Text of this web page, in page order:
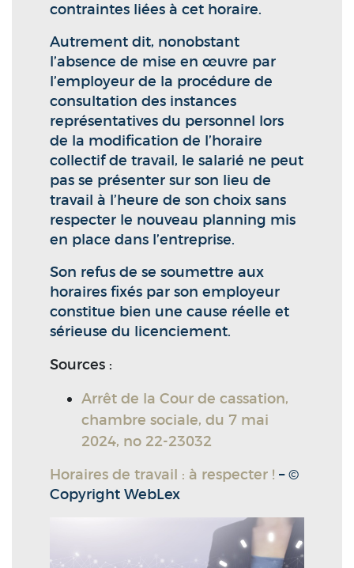
contraintes liées à cet horaire.
Autrement dit, nonobstant
l’absence de mise en œuvre par
l’employeur de la procédure de
consultation des instances
représentatives du personnel lors
de la modification de l’horaire
collectif de travail, le salarié ne peut
pas se présenter sur son lieu de
travail à l’heure de son choix sans
respecter le nouveau planning mis
en place dans l’entreprise.
Son refus de se soumettre aux
horaires fixés par son employeur
constitue bien une cause réelle et
sérieuse du licenciement.
Sources :
Arrêt de la Cour de cassation,
chambre sociale, du 7 mai
2024, no 22-23032
Horaires de travail : à respecter ! – ©
Copyright WebLex